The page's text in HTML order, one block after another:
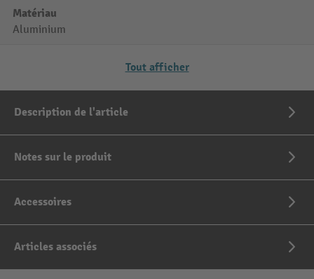
Matériau
Aluminium
Tout afficher
Description de l'article
Notes sur le produit
Accessoires
Articles associés